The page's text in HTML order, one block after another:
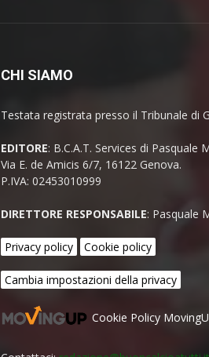
CHI SIAMO
Testata registrata presso il Tribunale di
EDITORE: B.C.A.T. Services di
Via E. de Amicis 6/7, 16122 Genova.
P.IVA: 02453010999
DIRETTORE RESPONSABILE: Pasquale
Privacy policy Cookie policy
Cambia impostazioni della privacy
Cookie Policy